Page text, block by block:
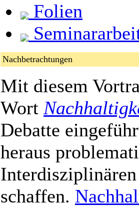
Folien
Nachbetrachtungen
Mit diesem
Wort
Debatte
heraus
schaffen.